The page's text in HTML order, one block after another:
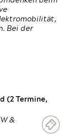
Bei der
(2 Termine,
&